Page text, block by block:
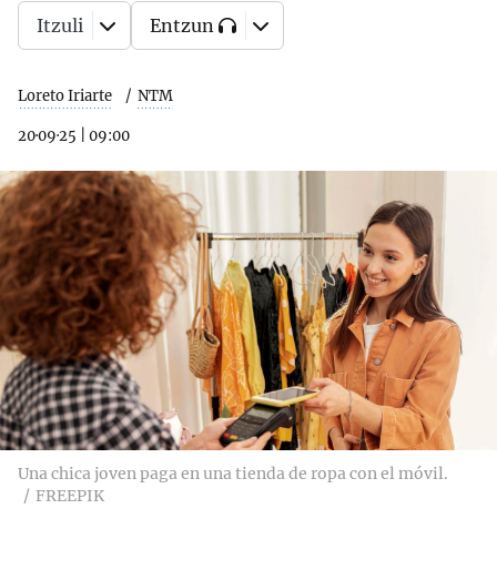
Loreto Iriarte NTM
20·09·25 09:00
Itzuli Entzun
Una chica joven paga en una tienda de ropa con el móvil.
FREEPIK